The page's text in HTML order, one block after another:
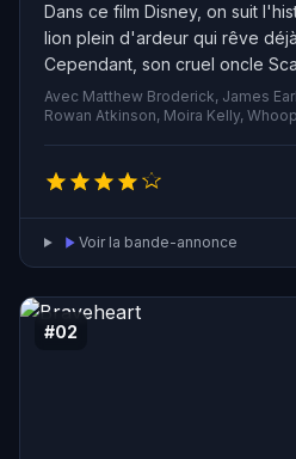
Dans ce film Disney, on suit
lion plein d'ardeur qui rêve
Cependant, son cruel oncle
évinçant ainsi Simba de sa
décide alors de profiter de la
amis Timon et Pumbaa,
royales. Mais le moment arrive
destin, affronter Scar, et
Grande Roue de la Vie.
Avec Matthew Broderick, James
Rowan Atkinson, Moira Kelly,
Voir la bande-annonce
#02